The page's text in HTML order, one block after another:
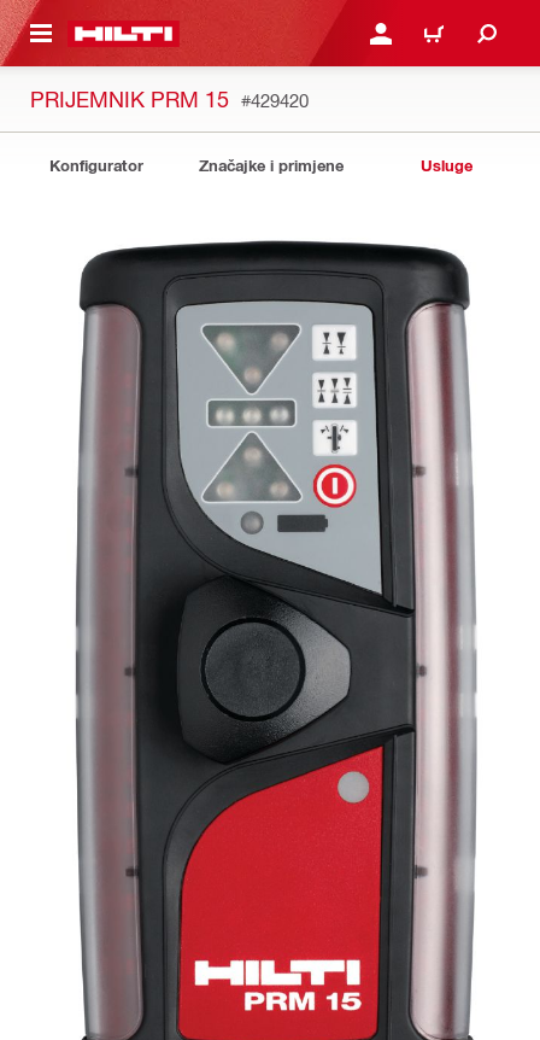
GLAVNI SADRŽAJ PRIJAVI SE ILI SE
KOŠARICA
PRIJEMNIK PRM 15 #429420
Konfigurator Značajke i primjene Usluge